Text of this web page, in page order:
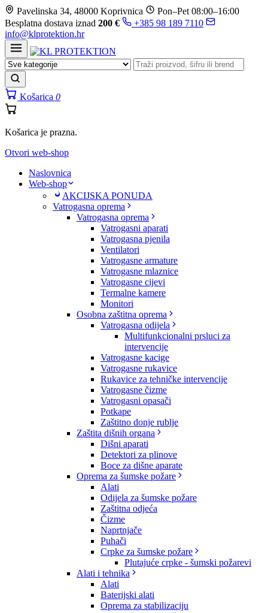
Prijeđi
na
sadržaj
Pavelinska 34, 48000 Koprivnica
Pon–Pet 08:00–16:00
Besplatna dostava iznad 200 €
+385 98 189 7110
info@klprotektion.hr
Košarica 0
Košarica je prazna.
Otvori web-shop
Naslovnica
Web-shop
AKCIJSKA PONUDA
Vatrogasna oprema
Vatrogasna oprema
Vatrogasni aparati
Vatrogasna pjenila
Ventilatori
Vatrogasne armature
Vatrogasne mlaznice
Vatrogasne cijevi
Termalne kamere
Monitori
Osobna zaštitna oprema
Vatrogasna odijela
Multifunkcionalni prsluci za
intervencije
Vatrogasne kacige
Vatrogasne rukavice
Rukavice za tehničke intervencije
Vatrogasne čizme
Vatrogasni opasači
Potkape
Zaštitno donje rublje
Zaštita dišnih organa
Dišni aparati
Detektori za plinove
Boce za dišne aparate
Oprema za šumske požare
Alati
Odijela za šumske požare
Zaštitna odjeća
Čizme
Naprtnjače
Puhači
Crpke za šumske požare
Plutajuće crpke - šumski požarevi
Alati i tehnika
Alati
Baterijski alati
Oprema za stabilizaciju